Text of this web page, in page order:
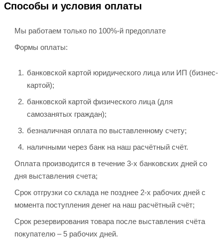
Способы и условия оплаты
Мы работаем только по 100%-й предоплате
Формы оплаты:
банковской картой юридического лица или ИП (бизнес-
картой);
банковской картой физического лица (для
самозанятых граждан);
безналичная оплата по выставленному счету;
наличными через банк на наш расчётный счёт.
Оплата производится в течение 3-х банковских дней со
дня выставления счета;
Срок отгрузки со склада не позднее 2-х рабочих дней с
момента поступления денег на наш расчётный счёт;
Срок резервирования товара после выставления счёта
покупателю – 5 рабочих дней.